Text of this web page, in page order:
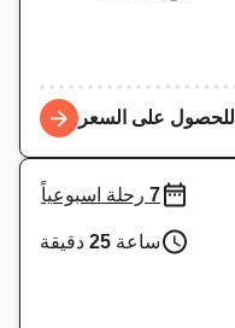
للحصول على السعر
7 رحلة اسبوعياً
ساعة 25 دقيقة